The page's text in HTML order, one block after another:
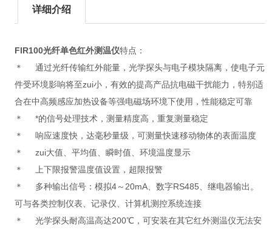
详细介绍
FIR100光纤单色红外测温仪特点：
＊ 通过光纤传输红外能量，光学探头与电子模块隔离，使电子元
件受环境影响将至zui小，有效的提高产品抗电磁干扰能力，特别适
合在中高频感应加热设备等强电磁场环境下使用，性能稳定可靠
＊ *的信号处理技术，测量精度高，重复测量稳定
＊ 响应速度快，达毫秒量级，可测量快速移动物体的表面温度
＊ zui大值、平均值、瞬时值、环境温度显示
＊ 上下限报警温度值设置，超限报警
＊ 多种输出信号：模拟4～20mA、数字RS485、继电器输出。
可与各类控制仪表、记录仪、计算机测控系统连接
＊ 光学探头耐高温高达200℃，可安装在其它红外测温仪无法安